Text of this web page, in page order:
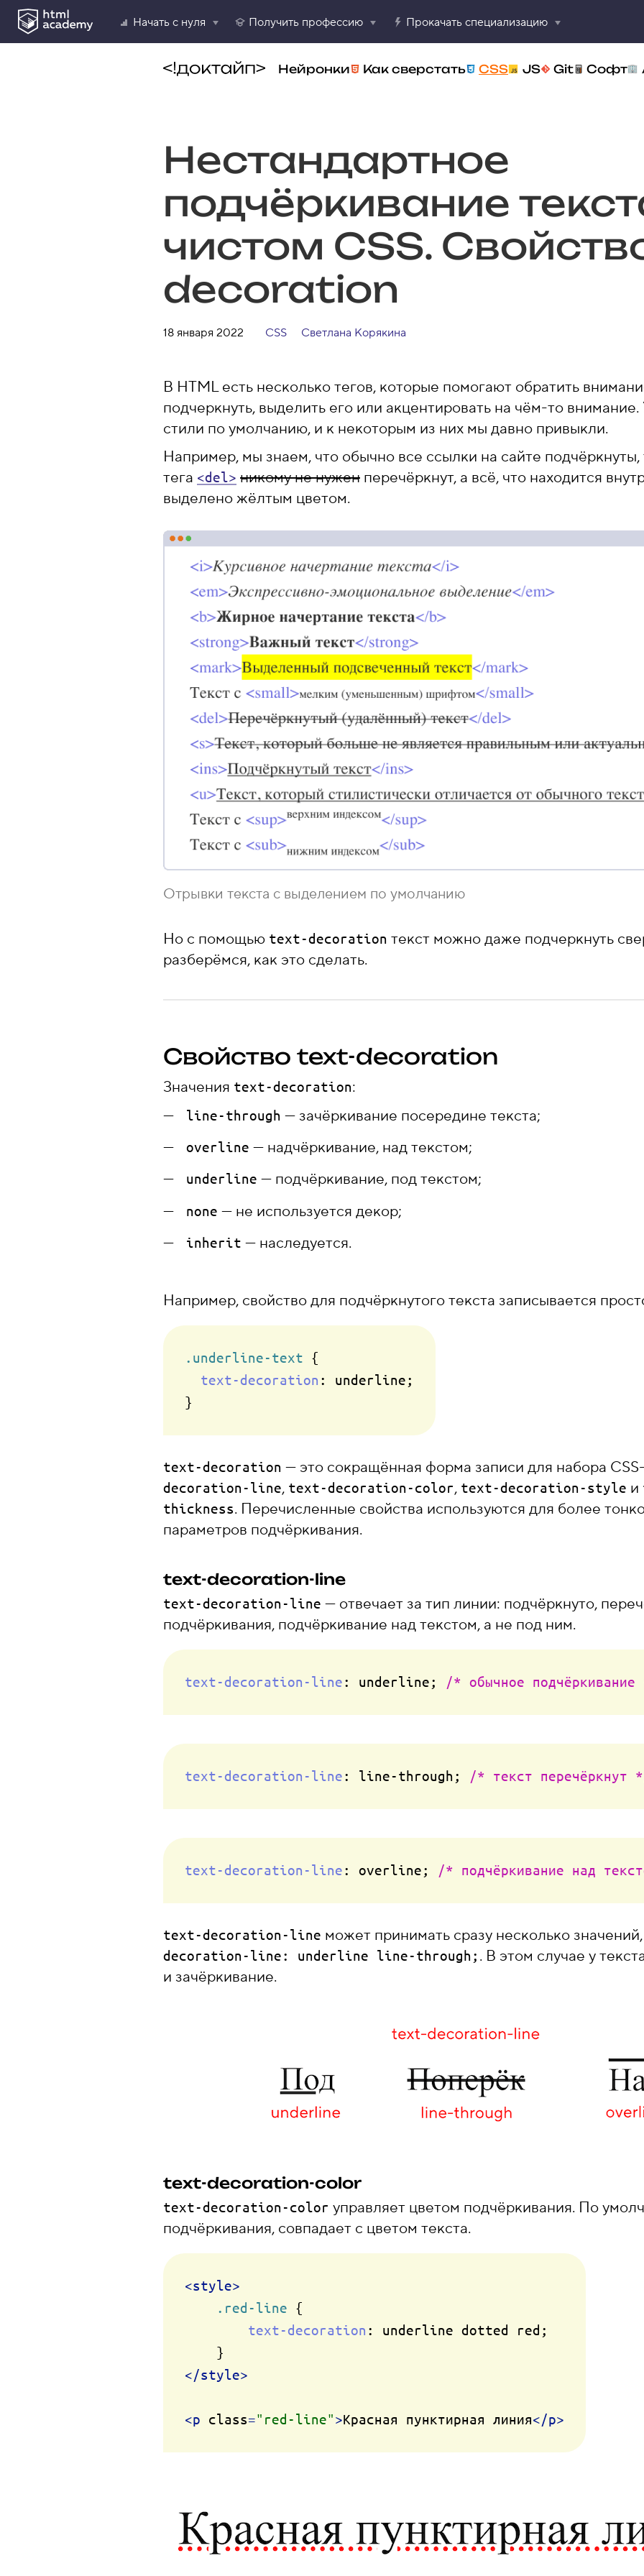
Начать с нуля Получить профессию Прокачать специализацию
Нейронки Как сверстать CSS JS Git Софт
Нестандартное
подчёркивание
чистом CSS.
decoration
18 января 2022 CSS Светлана Корякина
В HTML есть несколько тегов, которые помогают обратить
подчеркнуть, выделить его или акцентировать на чём-то внимание.
стили по умолчанию, и к некоторым из них мы давно привыкли.
Например, мы знаем, что обычно все ссылки на сайте подчёркнуты,
тега <del> никому не нужен перечёркнут, а всё, что находится
выделено жёлтым цветом.
Отрывки текста с выделением по умолчанию
Но с помощью text-decoration текст можно даже подчеркнуть
разберёмся, как это сделать.
Свойство text-decoration
Значения text-decoration:
line-through — зачёркивание посередине текста;
overline — надчёркивание, над текстом;
underline — подчёркивание, под текстом;
none — не используется декор;
inherit — наследуется.
Например, свойство для подчёркнутого текста записывается
.underline-text {
text-decoration : underline;
text-decoration — это сокращённая форма записи для набора
decoration-line, text-decoration-color, text-decoration-style и
thickness. Перечисленные свойства используются для более
параметров подчёркивания.
text-decoration-line
text-decoration-line — отвечает за тип линии: подчёркнуто,
подчёркивания, подчёркивание над текстом, а не под ним.
text-decoration-line: underline; /* обычное
text-decoration-line: line-through; /* текст перечёркнут
text-decoration-line: overline; /* подчёркивание над
text-decoration-line может принимать сразу несколько
decoration-line: underline line-through; . В этом случае у
и зачёркивание.
text-decoration-color
text-decoration-color управляет цветом подчёркивания. По
подчёркивания, совпадает с цветом текста.
<style>
.red-line {
text-decoration : underline dotted red;
</style>
<p class="red-line">Красная пунктирная линия</p>